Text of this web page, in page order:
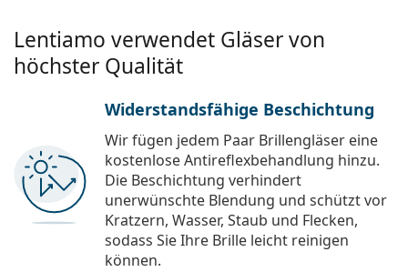
Lentiamo verwendet Gläser von
höchster Qualität
Widerstandsfähige Beschichtung
Wir fügen jedem Paar Brillengläser eine
kostenlose Antireflexbehandlung hinzu.
Die Beschichtung verhindert
unerwünschte Blendung und schützt vor
Kratzern, Wasser, Staub und Flecken,
sodass Sie Ihre Brille leicht reinigen
können.